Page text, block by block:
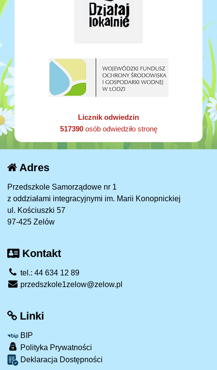
Licznik odwiedzin
517390osób odwiedziło stronę
Adres
Przedszkole Samorządowe nr 1
z oddziałami integracyjnymi im. Marii Konopnickiej
ul. Kościuszki 57
97-425 Zelów
Kontakt
tel.: 44 634 12 89
przedszkole1zelow@zelow.pl
Linki
BIP
Polityka Prywatności
Deklaracja Dostępności